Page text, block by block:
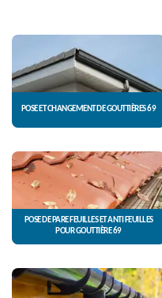
POSE ET CHANGEMENT DE GOUTTIÈRES 69
POSE DE PARE FEUILLES ET ANTI FEUILLES
POUR GOUTTIÈRE 69